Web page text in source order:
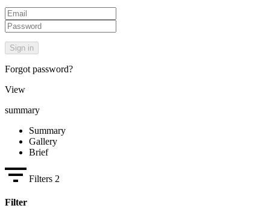
Forgot password?
View
summary
Summary
Gallery
Brief
Filters 2
Filter